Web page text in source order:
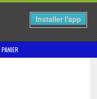
Installer l'app
PANIER